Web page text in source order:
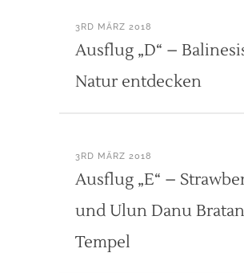
3RD MÄRZ 2018
Ausflug „D“ –
Natur entdecken
3RD MÄRZ 2018
Ausflug „E“ –
und Ulun Danu Bratan
Tempel